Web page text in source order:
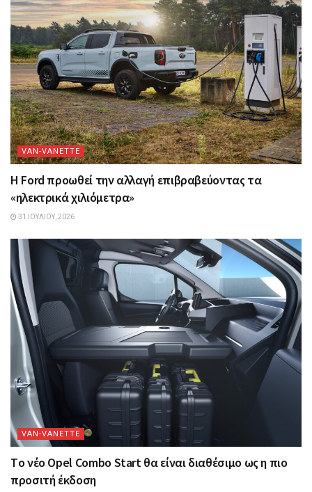
VAN-VANETTΕ
Η Ford προωθεί την αλλαγή επιβραβεύοντας τα
«ηλεκτρικά χιλιόμετρα»
31 ΙΟΥΛΊΟΥ, 2026
VAN-VANETTΕ
Tο νέο Opel Combo Start θα είναι διαθέσιμο ως η πιο
προσιτή έκδοση